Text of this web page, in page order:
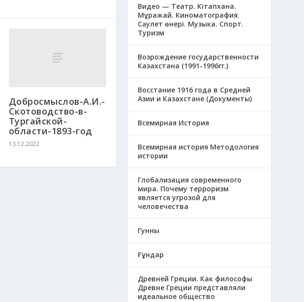
Добросмыслов-А.И.-
Скотоводство-в-
Тургайской-
области-1893-год
13.12.2022
Видео — Театр. Кітапхана.
Мұражай. Киноматография.
Сәулет өнері. Музыка. Спорт.
Туризм
Возрождение государственности
Казахстана (1991-1996гг.)
Восстание 1916 года в Средней
Азии и Казахстане (Документы)
Всемирная История
Всемирная история Методология
истории
Глобализация современного
мира. Почему терроризм
является угрозой для
человечества
Гунны
Ғұндар
Древней Греции. Как философы
Древне Греции представляли
идеальное общество